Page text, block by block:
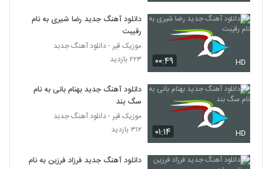
دانلود آهنگ مهدی تارخ دنیا دنیا (Mehdi
Tarokh Donya Donya)
598
دانلود آهنگ لیلا از علیرضا قربانی
599
حامد پهلان آهنگ آرامش
۶,۵۹۴ بازدید
دانلود آهنگ رو به رام کن از فریان به همراه
۰۰:۴۹ HD
دانلود آهنگ جدید رضا شیری به نام
رقیبت
موزیک قیر - دانلود آهنگ جدبد
۲۲۳ بازدید
۰۱:۱۴ HD
دانلود آهنگ جدید بهنام بانی به نام
سگ بند
موزیک قیر - دانلود آهنگ جدبد
۳۱۲ بازدید
دانلود آهنگ جدید فرزاد فرزین به نام